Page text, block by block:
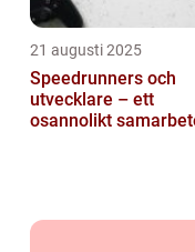
21 augusti 2025
Speedrunners och
utvecklare – ett
osannolikt